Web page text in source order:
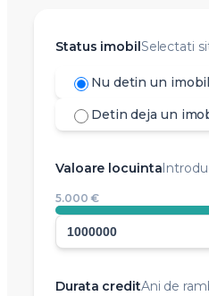
Status imobilSelectati
Nu detin un imobil
Detin deja un
Valoare locuinta
5.000 €
Durata creditAni de